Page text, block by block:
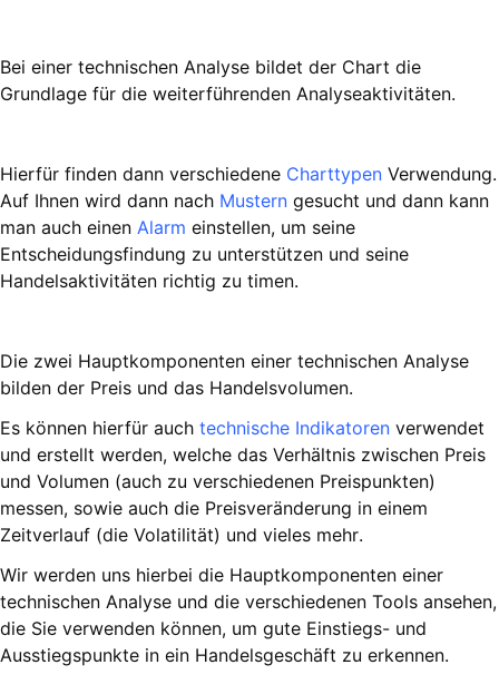
Bei einer technischen Analyse bildet der Chart die
Grundlage für die weiterführenden Analyseaktivitäten.
Hierfür finden dann verschiedene Charttypen Verwendung.
Auf Ihnen wird dann nach Mustern gesucht und dann kann
man auch einen Alarm einstellen, um seine
Entscheidungsfindung zu unterstützen und seine
Handelsaktivitäten richtig zu timen.
Die zwei Hauptkomponenten einer technischen Analyse
bilden der Preis und das Handelsvolumen.
Es können hierfür auch technische Indikatoren verwendet
und erstellt werden, welche das Verhältnis zwischen Preis
und Volumen (auch zu verschiedenen Preispunkten)
messen, sowie auch die Preisveränderung in einem
Zeitverlauf (die Volatilität) und vieles mehr.
Wir werden uns hierbei die Hauptkomponenten einer
technischen Analyse und die verschiedenen Tools ansehen,
die Sie verwenden können, um gute Einstiegs- und
Ausstiegspunkte in ein Handelsgeschäft zu erkennen.